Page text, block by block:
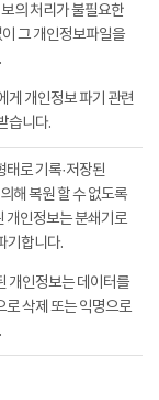
의 처리가 불필요한
그 개인정보파일을
게 개인정보 파기 관련
습니다.
태로 기록·저장된
해 복원 할 수 없도록
개인정보는 분쇄기로
기합니다.
개인정보는 데이터를
삭제 또는 익명으로